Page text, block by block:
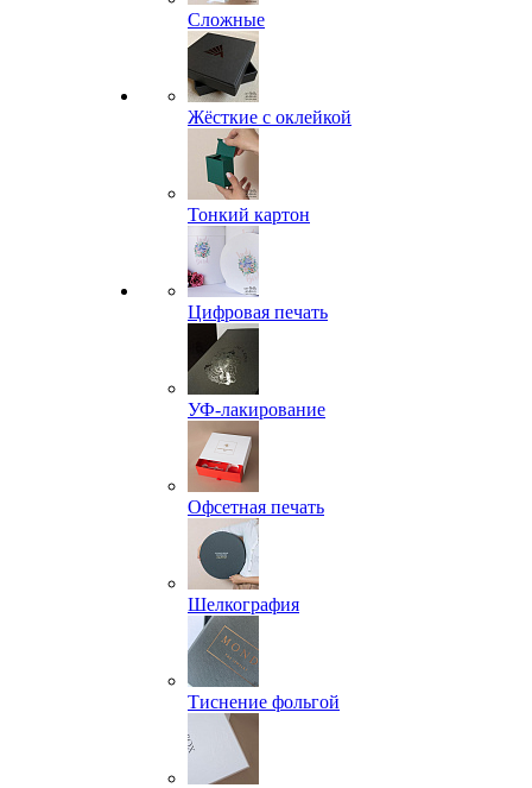
Сложные
Жёсткие с оклейкой
Тонкий картон
Цифровая печать
УФ-лакирование
Офсетная печать
Шелкография
Тиснение фольгой